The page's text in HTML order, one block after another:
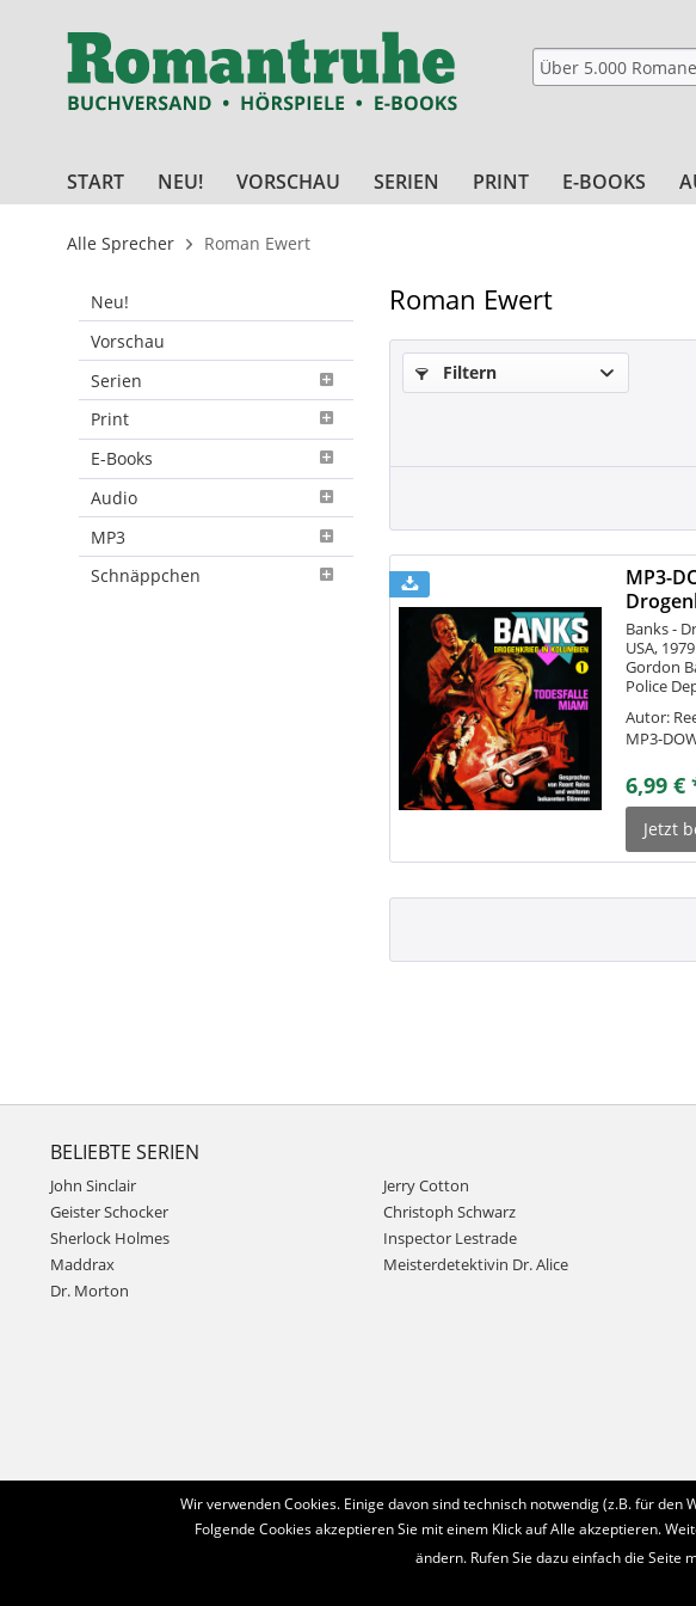
START NEU! VORSCHAU SERIEN PRINT E-BOOKS
Alle Sprecher Roman Ewert
Neu!
Vorschau
Serien
Print
E-Books
Audio
MP3
Schnäppchen
Roman Ewert
Filtern
MP3-
Banks -
USA,
Gordon
Police
Plage
Autor:
MP3-
6,99 €
Jetzt
BELIEBTE SERIEN
John Sinclair
Geister Schocker
Sherlock Holmes
Maddrax
Dr. Morton
Jerry Cotton
Christoph Schwarz
Inspector Lestrade
Meisterdetektivin Dr. Alice
Wir verwenden Cookies. Einige davon sind technisch notwendig (z.B. für
Folgende Cookies akzeptieren Sie mit einem Klick auf Alle akzeptieren.
ändern. Rufen Sie dazu einfach die Seite